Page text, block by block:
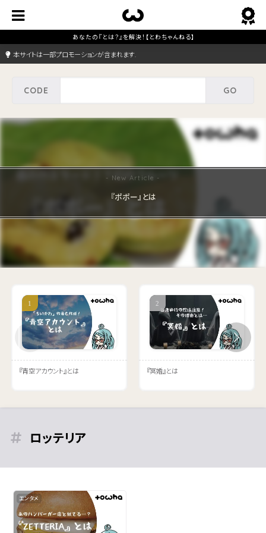
本サイトは一部プロモーションが含まれます.
『ポポー』とは
『青空アカウント』とは 『冥婚』とは
ロッテリア
エンタメ